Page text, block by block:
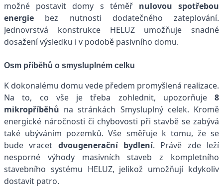
možné postavit domy s téměřnulovou spotřebou
energie bez nutnosti dodatečného zateplování.
Jednovrstvá konstrukce HELUZ umožňuje snadné
dosažení výsledku i v podobě pasivního domu.
Osm příběhů o smysluplném celku
K dokonalému domu vede předem promyšlená realizace.
Na to, co vše je třeba zohlednit, upozorňuje 8
mikropříběhů na stránkách Smysluplný celek. Kromě
energické náročnosti či chybovosti při stavbě se zabývá
také ubýváním pozemků. Vše směřuje k tomu, že se
bude vracet dvougenerační bydlení. Právě zde leží
nesporné výhody masivních staveb z kompletního
stavebního systému HELUZ, jelikož umožňují kdykoliv
dostavit patro.